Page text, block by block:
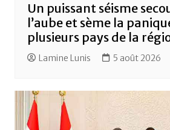
Un puissant séisme
l’aube et sème la
plusieurs pays de la
Lamine Lunis 5 août 2026